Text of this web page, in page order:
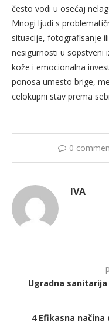
često vodi u osećaj
Mnogi ljudi s
situacije, fotografisanje
nesigurnosti u sopstveni
kože i emocionalna
ponosa umesto brige,
celokupni stav prema
0
IVA
Ugradna
4 Efikasna